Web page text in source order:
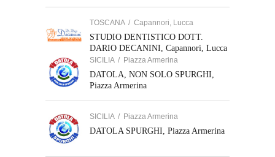
TOSCANA / Capannori, Lucca
STUDIO DENTISTICO DOTT.
DARIO DECANINI, Capannori, Lucca
SICILIA / Piazza Armerina
DATOLA, NON SOLO SPURGHI,
Piazza Armerina
SICILIA / Piazza Armerina
DATOLA SPURGHI, Piazza Armerina